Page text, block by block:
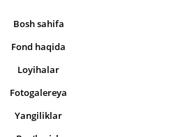
Bosh sahifa
Fond haqida
Loyihalar
Fotogalereya
Yangiliklar